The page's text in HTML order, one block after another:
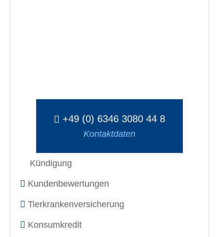
+49 (0) 6346 3080 44 8
Kontaktdaten
Kündigung
Kundenbewertungen
Tierkrankenversicherung
Konsumkredit